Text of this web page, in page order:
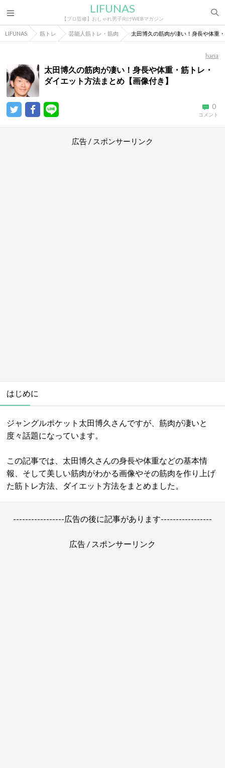
LIFUNAS
【プロ監修】おしゃれ男子向けWEBマガジン
LIFUNAS 筋トレ 芸能人筋トレ・筋肉 太田博久の筋肉が凄い！身長や体重
hana
太田博久の筋肉が凄い！身長や体重・筋トレ・
ダイエット方法まとめ【画像付き】
0
コメント
広告 / スポンサーリンク
はじめに
ジャングルポケット太田博久さんですが、筋肉が凄いと
度々話題になっています。
この記事では、太田博久さんの身長や体重などの基本情
報、そして美しい筋肉がわかる画像やその筋肉を作り上げ
た筋トレ方法、ダイエット方法をまとめました。
-----------------広告の後に記事があります-----------------
広告 / スポンサーリンク